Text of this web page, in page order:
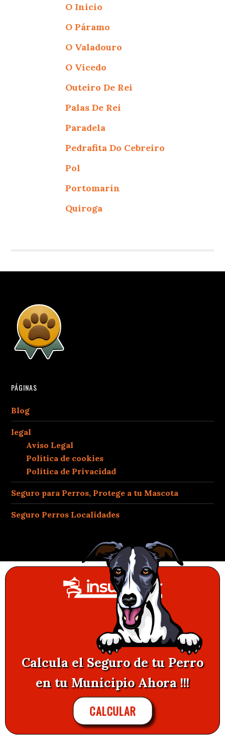
O Inicio
O Páramo
O Valadouro
O Vicedo
Outeiro De Rei
Palas De Rei
Paradela
Pedrafita Do Cebreiro
Pol
Portomarín
Quiroga
PÁGINAS
Blog
legal
Aviso Legal
Política de cookies
Política de Privacidad
Seguro para Perros, Protege a tu Mascota
Seguro Perros Localidades
Calcula el Seguro de tu Perro
en tu Municipio Ahora !!!
CALCULAR